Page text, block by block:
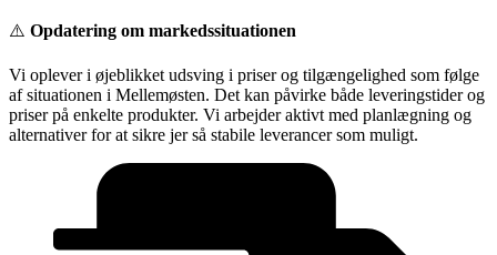
Videre
indhold
⚠️ Opdatering om markedssituationen
Vi oplever i øjeblikket udsving i priser og tilgængelighed som følge
af situationen i Mellemøsten. Det kan påvirke både leveringstider og
priser på enkelte produkter. Vi arbejder aktivt med planlægning og
alternativer for at sikre jer så stabile leverancer som muligt.